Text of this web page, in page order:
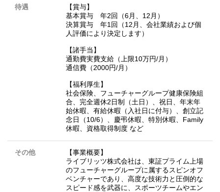
待遇
【賞与】
基本賞与 年2回（6月、12月）
決算賞与 年1回（12月、会社業績および個
人評価により決定します）
【諸手当】
通勤費実費支給（上限10万円/月）
通信費（2000円/月）
【福利厚生】
社会保険、フューチャーグループ健康保険組
合、完全週休2日制（土日）、祝日、年末年
始休暇、有給休暇（入社日に付与）、創立記
念日（10/6）、慶弔休暇、特別休暇、Family
休暇、資格取得制度 など
その他
【事業概要】
ライブリッツ株式会社は、東証プライム上場
のフューチャーグループに属するスピンオフ
ベンチャーであり、高度な技術力と圧倒的な
スピード感を武器に、スポーツチームやエン